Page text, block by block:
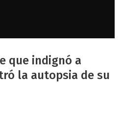
que indignó a
la autopsia de su